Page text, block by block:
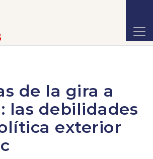
de la gira a
las debilidades
exterior